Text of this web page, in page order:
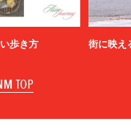
歩き方 街に映え
TOP